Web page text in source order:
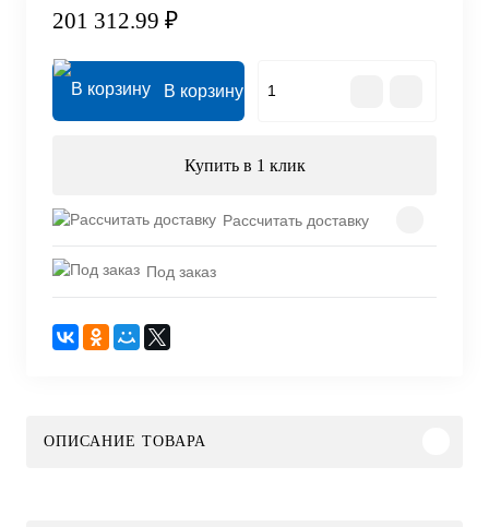
201 312.99 ₽
В корзину
Купить в 1 клик
Рассчитать доставку
Под заказ
ОПИСАНИЕ ТОВАРА